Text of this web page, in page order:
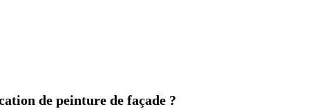
de peinture de façade ?